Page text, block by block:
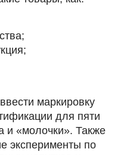
маркировку
для пяти
и «молочки». Также
эксперименты по